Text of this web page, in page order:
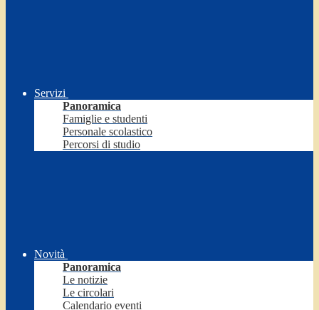
Servizi
Panoramica
Famiglie e studenti
Personale scolastico
Percorsi di studio
Novità
Panoramica
Le notizie
Le circolari
Calendario eventi